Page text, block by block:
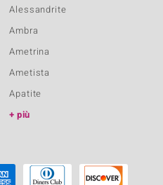
Alessandrite
Ambra
Ametrina
Ametista
Apatite
più